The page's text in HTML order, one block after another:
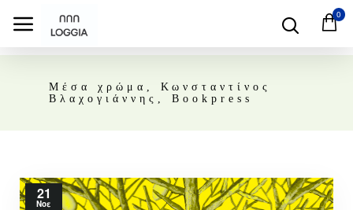
0
Μέσα χρώμα, Κωνσταντίνος
Βλαχογιάννης, Bookpress
21
Νοε